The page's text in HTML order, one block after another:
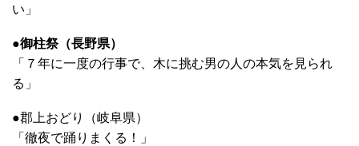
い」
●御柱祭（長野県）
「７年に一度の行事で、木に挑む男の人の本気を見られ
る」
●郡上おどり（岐阜県）
「徹夜で踊りまくる！」